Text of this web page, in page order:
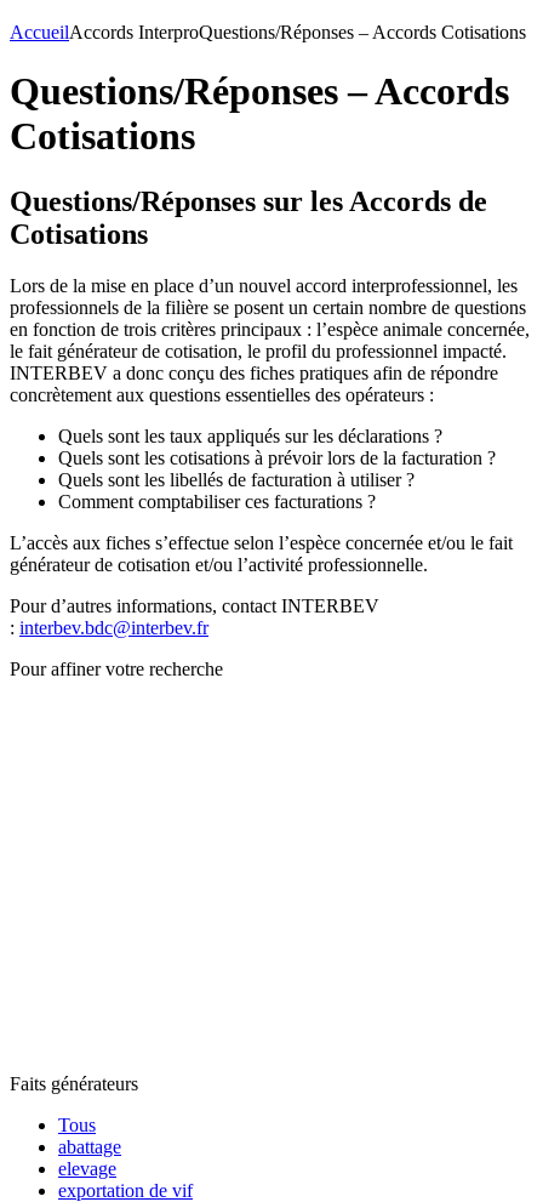
AccueilAccords InterproQuestions/Réponses – Accords Cotisations
Questions/Réponses – Accords
Cotisations
Questions/Réponses sur les Accords de
Cotisations
Lors de la mise en place d’un nouvel accord interprofessionnel, les
professionnels de la filière se posent un certain nombre de questions
en fonction de trois critères principaux : l’espèce animale concernée,
le fait générateur de cotisation, le profil du professionnel impacté.
INTERBEV a donc conçu des fiches pratiques afin de répondre
concrètement aux questions essentielles des opérateurs :
Quels sont les taux appliqués sur les déclarations ?
Quels sont les cotisations à prévoir lors de la facturation ?
Quels sont les libellés de facturation à utiliser ?
Comment comptabiliser ces facturations ?
L’accès aux fiches s’effectue selon l’espèce concernée et/ou le fait
générateur de cotisation et/ou l’activité professionnelle.
Pour d’autres informations, contact INTERBEV
: interbev.bdc@interbev.fr
Pour affiner votre recherche
Faits générateurs
Tous
abattage
elevage
exportation de vif